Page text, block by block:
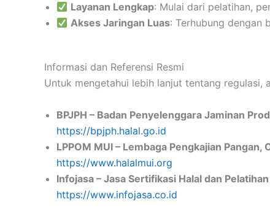
Layanan Lengkap: Mulai dari pelatihan,
Akses Jaringan Luas: Terhubung dengan
Informasi dan Referensi Resmi
Untuk mengetahui lebih lanjut tentang regulasi,
BPJPH – Badan Penyelenggara Jaminan
https://bpjph.halal.go.id
LPPOM MUI – Lembaga Pengkajian
https://www.halalmui.org
Infojasa – Jasa Sertifikasi Halal dan
https://www.infojasa.co.id